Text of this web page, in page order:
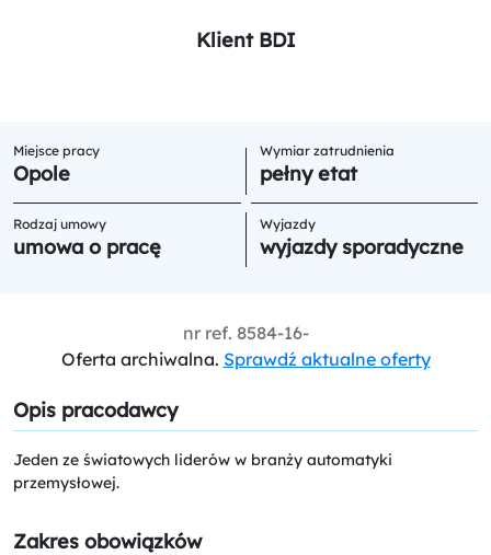
Klient BDI
Miejsce pracy
Opole
Wymiar zatrudnienia
pełny etat
Rodzaj umowy
umowa o pracę
Wyjazdy
wyjazdy sporadyczne
nr ref. 8584-16-
Oferta archiwalna. Sprawdź aktualne oferty
Opis pracodawcy
Jeden ze światowych liderów w branży automatyki
przemysłowej.
Zakres obowiązków